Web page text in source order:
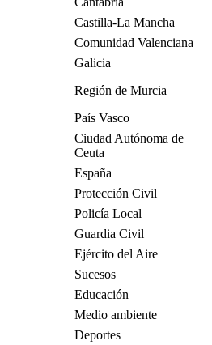
Castilla-La Mancha
Comunidad Valenciana
Galicia
Región de Murcia
País Vasco
Ciudad Autónoma de
Ceuta
España
Protección Civil
Policía Local
Guardia Civil
Ejército del Aire
Sucesos
Educación
Medio ambiente
Deportes